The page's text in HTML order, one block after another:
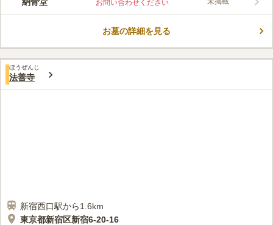
ただけます。一般的な納骨堂であ13回忌や33回忌までと利用期
口コミ評価
みんなの評価
お問い合わせください
お墓の詳細を見る
ほうぜんじ
法善寺
新宿西口駅から1.6km
東京都新宿区新宿6-20-16